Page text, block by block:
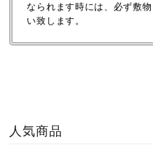
なられます時には、必ず敷
い致します。
人気商品